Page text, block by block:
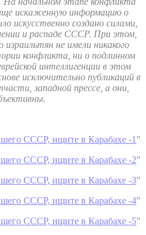
искаженную информацию о
искусственно создано силами,
и распаде СССР. При этом,
не имели никакого
конфликта, ни о подлинном
интеллигенции в этом
исключительно публикаций в
западной прессе, а они,
СССР, ищите в Карабахе -1 "
СССР, ищите в Карабахе -2"
СССР, ищите в Карабахе -3"
СССР, ищите в Карабахе -4"
СССР, ищите в Карабахе -5"